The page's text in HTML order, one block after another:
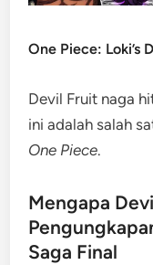
One Piece: Loki’s
Devil Fruit naga
ini adalah salah
One Piece.
Mengapa
Saga Final